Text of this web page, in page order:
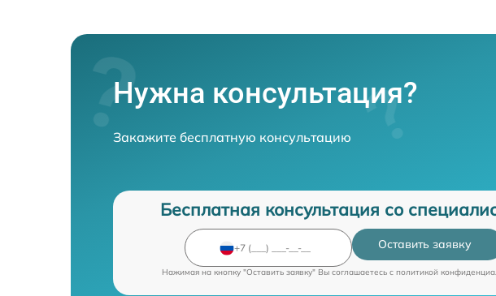
Нужна консультация?
Закажите бесплатную консультацию
Бесплатная консультация со
Оставить заявку
Нажимая на кнопку "Оставить заявку" Вы соглашаетесь c политикой